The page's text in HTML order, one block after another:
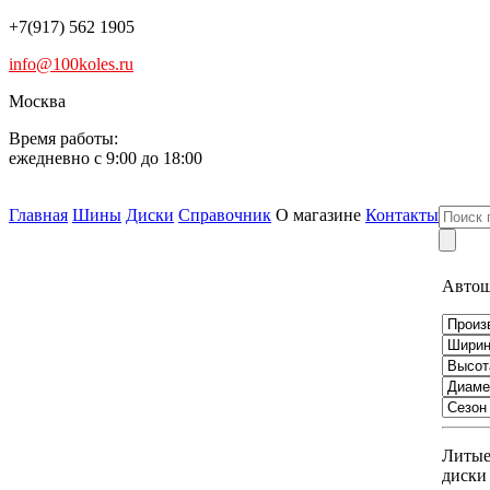
+7(917) 562 1905
info@100koles.ru
Москва
Время работы:
ежедневно с 9:00 до 18:00
Главная Шины Диски Справочник О магазине Контакты
Литые
диски